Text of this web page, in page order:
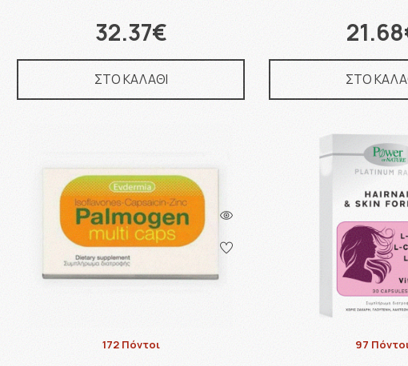
32.37€
ΣΤΟ ΚΑΛΑΘΙ ΣΤΟ
172 Πόντοι 97